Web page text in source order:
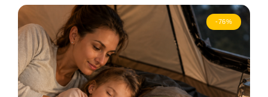
свързваме тази играчка с невинността,
детството, сигурността и семейната
топлота. Мечетата се раздават и като символ
на чиста и искрена любов между влюбените по
света.
-76%